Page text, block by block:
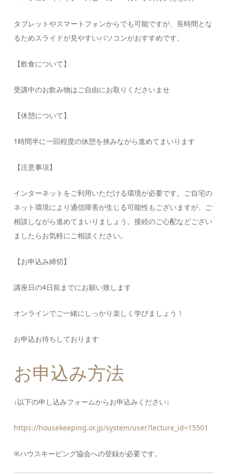
タブレットやスマートフォンからでも可能ですが、長時間とな
るためスライドが見やすいパソコンがおすすめです。
【飲食について】
受講中のお飲み物はご自由にお取りくださいませ
【休憩について】
1時間半に一回程度の休憩を挟みながら進めてまいります
【注意事項】
インターネットをご利用いただける環境が必要です。ご自宅の
ネット環境により通信障害が生じる可能性もございますが、ご
相談しながら進めてまいりましょう。接続のご心配などござい
ましたらお気軽にご相談ください。
【お申込み締切】
講座日の4日前までにお願い致します
オンラインでご一緒にしっかり楽しく学びましょう！
お申込お待ちしております
お申込み方法
↓以下の申し込みフォームからお申込みください↓
https://housekeeping.or.jp/system/user?lecture_id=15501
※ハウスキーピング協会への登録が必要です。